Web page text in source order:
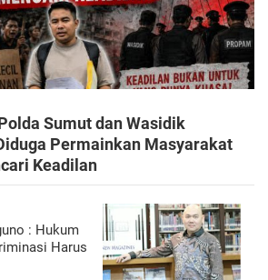
Sumut dan Wasidik
Permainkan Masyarakat
Keadilan
: Hukum
Harus